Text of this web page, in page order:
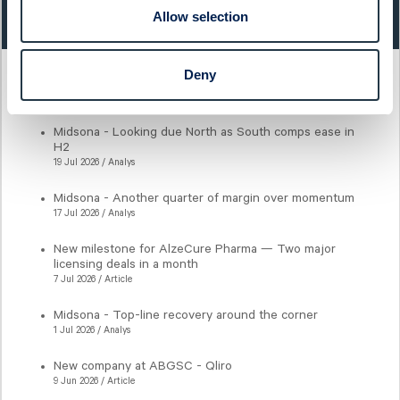
Allow selection
Deny
Midsona - Looking due North as South comps ease in
H2
19 Jul 2026 / Analys
Midsona - Another quarter of margin over momentum
17 Jul 2026 / Analys
New milestone for AlzeCure Pharma — Two major
licensing deals in a month
7 Jul 2026 / Article
Midsona - Top-line recovery around the corner
1 Jul 2026 / Analys
New company at ABGSC - Qliro
9 Jun 2026 / Article